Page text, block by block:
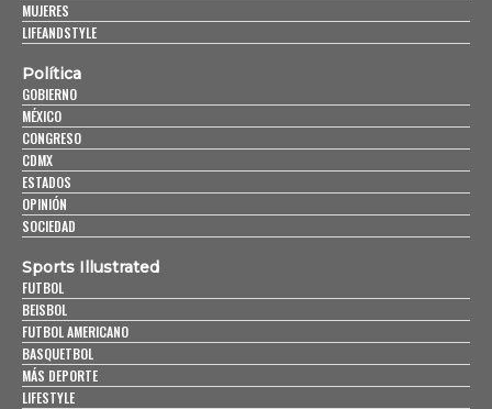
MUJERES
LIFEANDSTYLE
Política
GOBIERNO
MÉXICO
CONGRESO
CDMX
ESTADOS
OPINIÓN
SOCIEDAD
Sports Illustrated
FUTBOL
BEISBOL
FUTBOL AMERICANO
BASQUETBOL
MÁS DEPORTE
LIFESTYLE